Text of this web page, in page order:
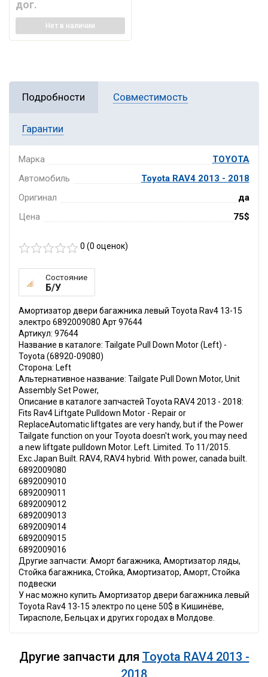
дог.
Нет в наличии
Подробности Совместимость
Гарантии
Марка
TOYOTA
Автомобиль
Toyota RAV4 2013 - 2018
Оригинал
да
Цена
75$
0 (0 оценок)
Состояние
Б/У
Амортизатор двери багажника левый Toyota Rav4 13-15
электро 6892009080 Арт 97644
Артикул: 97644
Название в каталоге: Tailgate Pull Down Motor (Left) -
Toyota (68920-09080)
Сторона: Left
Альтернативное название: Tailgate Pull Down Motor, Unit
Assembly Set Power,
Описание в каталоге запчастей Toyota RAV4 2013 - 2018:
Fits Rav4 Liftgate Pulldown Motor - Repair or
ReplaceAutomatic liftgates are very handy, but if the Power
Tailgate function on your Toyota doesn't work, you may need
a new liftgate pulldown Motor. Left. Limited. To 11/2015.
Exc.Japan Built. RAV4, RAV4 hybrid. With power, canada built.
6892009080
6892009010
6892009011
6892009012
6892009013
6892009014
6892009015
6892009016
Другие запчасти: Аморт багажника, Амортизатор ляды,
Стойка багажника, Стойка, Амортизатор, Аморт, Стойка
подвески
У нас можно купить Амортизатор двери багажника левый
Toyota Rav4 13-15 электро по цене 50$ в Кишинёве,
Тирасполе, Бельцах и других городах в Молдове.
Другие запчасти для Toyota RAV4 2013 -
2018